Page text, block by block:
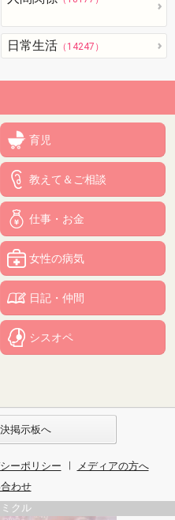
日常生活 （14247）
育児
教えて＆ご相談
仕事・お金
女性の病気
日記・仲間
シスオペ
掲示板へ
ーポリシー
メディアの方へ
わせ
クル